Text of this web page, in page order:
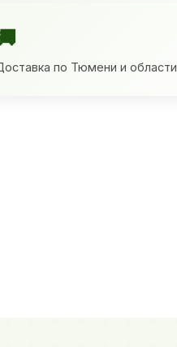
по Тюмени и области